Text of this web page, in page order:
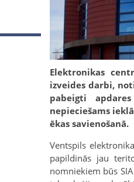
Elektronikas
izveides darbi,
pabeigti
nepieciešams
ēkas savienošanā.
Ventspils
papildinās jau
nomniekiem būs SIA